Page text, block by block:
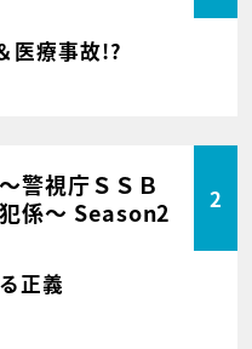
医療事故!?
警視庁ＳＳＢ
係～ Season2
2
正義